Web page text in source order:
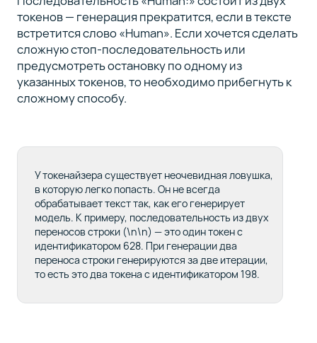
токенов — генерация прекратится, если в тексте
встретится слово «Human». Если хочется сделать
сложную стоп-последовательность или
предусмотреть остановку по одному из
указанных токенов, то необходимо прибегнуть к
сложному способу.
У токенайзера существует неочевидная ловушка,
в которую легко попасть. Он не всегда
обрабатывает текст так, как его генерирует
модель. К примеру, последовательность из двух
переносов строки (\n\n) — это один токен с
идентификатором 628. При генерации два
переноса строки генерируются за две итерации,
то есть это два токена с идентификатором 198.